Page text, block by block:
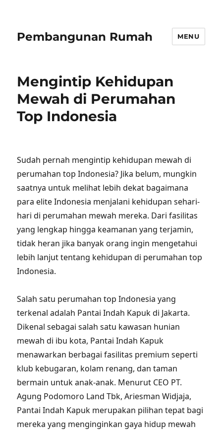
Pembangunan Rumah MENU
Mengintip Kehidupan
Mewah di Perumahan
Top Indonesia
Sudah pernah mengintip kehidupan mewah di
perumahan top Indonesia? Jika belum, mungkin
saatnya untuk melihat lebih dekat bagaimana
para elite Indonesia menjalani kehidupan sehari-
hari di perumahan mewah mereka. Dari fasilitas
yang lengkap hingga keamanan yang terjamin,
tidak heran jika banyak orang ingin mengetahui
lebih lanjut tentang kehidupan di perumahan top
Indonesia.
Salah satu perumahan top Indonesia yang
terkenal adalah Pantai Indah Kapuk di Jakarta.
Dikenal sebagai salah satu kawasan hunian
mewah di ibu kota, Pantai Indah Kapuk
menawarkan berbagai fasilitas premium seperti
klub kebugaran, kolam renang, dan taman
bermain untuk anak-anak. Menurut CEO PT.
Agung Podomoro Land Tbk, Ariesman Widjaja,
Pantai Indah Kapuk merupakan pilihan tepat bagi
mereka yang menginginkan gaya hidup mewah